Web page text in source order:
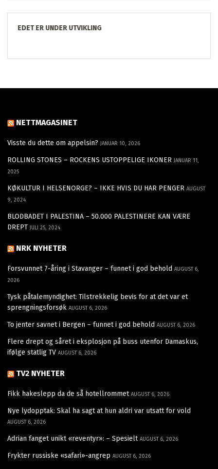
ER UNDER UTVIKLING
NETTMAGASINET
Visste du dette om appelsin? JANUAR 10, 2026
ROLLING STONES – ROCKENS USTOPPELIGE IKONER JANUAR 11,
2025
KØKULTUR I HELSENORGE? – IKKE HVIS DU HAR PENGER AUGUST
9, 2024
BLODBADET I PALESTINA – 50.000 PALESTINERE KAN VÆRE
DREPT JULI 25, 2024
NRK NYHETER
Forsvunnet 7-åring i Stavanger – funnet i god behold AUGUST 6,
2026
Tysk påtalemyndighet: Tilstrekkelig bevis for at det var et
sprengningsforsøk AUGUST 6, 2026
To jenter savnet i Bergen – funnet i god behold AUGUST 6, 2026
Flere drept og såret i eksplosjon på buss utenfor Damaskus,
ifølge statlig TV AUGUST 6, 2026
TV2 NYHETER
Fikk hakeslepp da de så hotellrommet AUGUST 6, 2026
Nye lydopptak: Skal ha sagt at hun aldri var utsatt for vold
AUGUST 6, 2026
Adrian fanget unikt «reventyr»: – Spesielt AUGUST 6, 2026
Frykter russiske «safari»-angrep AUGUST 6, 2026